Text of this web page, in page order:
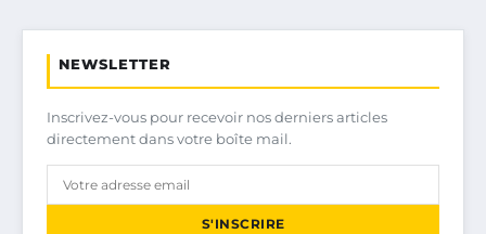
NEWSLETTER
Inscrivez-vous pour recevoir nos derniers articles
directement dans votre boîte mail.
S'INSCRIRE